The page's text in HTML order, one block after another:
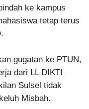
ke kampus
tetap terus
gugatan ke PTUN,
dari LL DIKTI
Sulsel tidak
Misbah.